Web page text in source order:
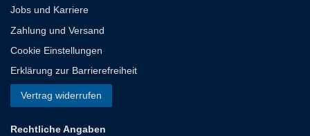
Jobs und Karriere
Zahlung und Versand
Cookie Einstellungen
Erklärung zur Barrierefreiheit
Vertrag widerrufen
Rechtliche Angaben